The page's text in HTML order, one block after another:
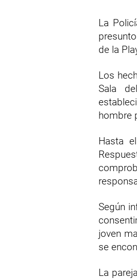
La
de la
Los
Sala
hombre
Hasta
Según
joven
se
La